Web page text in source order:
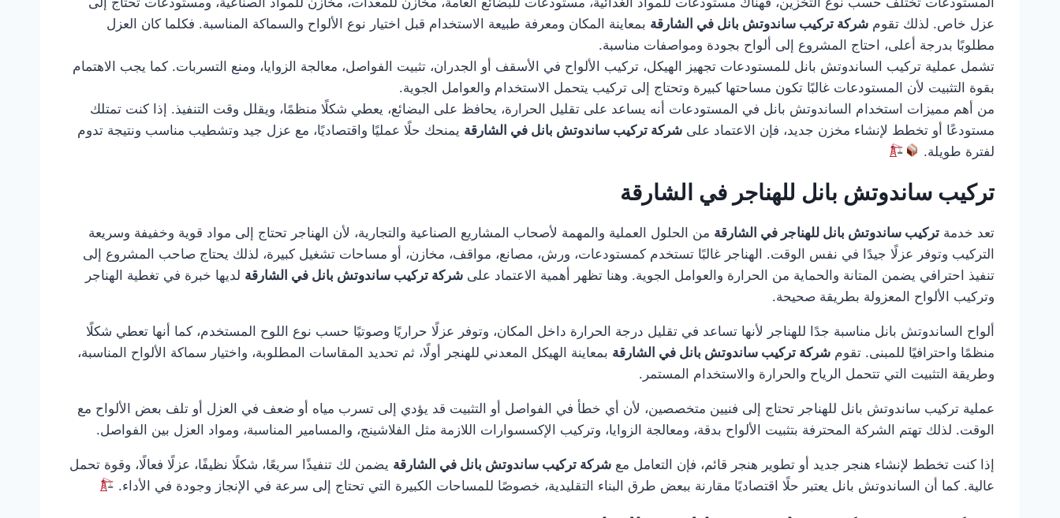
عزل خاص. لذلك تقوم شركة تركيب ساندوتش بانل في الشارقة بمعاينة المكان ومعرفة طبيعة الاستخدام قبل اختيار نوع الألواح والسماكة المناسبة. فكلما كان العزل
مطلوبًا بدرجة أعلى، احتاج المشروع إلى ألواح بجودة ومواصفات مناسبة.
تشمل عملية تركيب الساندوتش بانل للمستودعات تجهيز الهيكل، تركيب الألواح في الأسقف أو الجدران، تثبيت الفواصل، معالجة الزوايا، ومنع التسربات. كما يجب الاهتمام
بقوة التثبيت لأن المستودعات غالبًا تكون مساحتها كبيرة وتحتاج إلى تركيب يتحمل الاستخدام والعوامل الجوية.
من أهم مميزات استخدام الساندوتش بانل في المستودعات أنه يساعد على تقليل الحرارة، يحافظ على البضائع، يعطي شكلًا منظمًا، ويقلل وقت التنفيذ. إذا كنت تمتلك
مستودعًا أو تخطط لإنشاء مخزن جديد، فإن الاعتماد على شركة تركيب ساندوتش بانل في الشارقة يمنحك حلًا عمليًا واقتصاديًا، مع عزل جيد وتشطيب مناسب ونتيجة تدوم
لفترة طويلة.
تركيب ساندوتش بانل للهناجر في الشارقة
تعد خدمة تركيب ساندوتش بانل للهناجر في الشارقة من الحلول العملية والمهمة لأصحاب المشاريع الصناعية والتجارية، لأن الهناجر تحتاج إلى مواد قوية وخفيفة وسريعة
التركيب وتوفر عزلًا جيدًا في نفس الوقت. الهناجر غالبًا تستخدم كمستودعات، ورش، مصانع، مواقف، مخازن، أو مساحات تشغيل كبيرة، لذلك يحتاج صاحب المشروع إلى
تنفيذ احترافي يضمن المتانة والحماية من الحرارة والعوامل الجوية. وهنا تظهر أهمية الاعتماد على شركة تركيب ساندوتش بانل في الشارقة لديها خبرة في تغطية الهناجر
وتركيب الألواح المعزولة بطريقة صحيحة.
ألواح الساندوتش بانل مناسبة جدًا للهناجر لأنها تساعد في تقليل درجة الحرارة داخل المكان، وتوفر عزلًا حراريًا وصوتيًا حسب نوع اللوح المستخدم، كما أنها تعطي شكلًا
منظمًا واحترافيًا للمبنى. تقوم شركة تركيب ساندوتش بانل في الشارقة بمعاينة الهيكل المعدني للهنجر أولًا، ثم تحديد المقاسات المطلوبة، واختيار سماكة الألواح المناسبة،
وطريقة التثبيت التي تتحمل الرياح والحرارة والاستخدام المستمر.
عملية تركيب ساندوتش بانل للهناجر تحتاج إلى فنيين متخصصين، لأن أي خطأ في الفواصل أو التثبيت قد يؤدي إلى تسرب مياه أو ضعف في العزل أو تلف بعض الألواح مع
الوقت. لذلك تهتم الشركة المحترفة بتثبيت الألواح بدقة، ومعالجة الزوايا، وتركيب الإكسسوارات اللازمة مثل الفلاشينج، والمسامير المناسبة، ومواد العزل بين الفواصل.
إذا كنت تخطط لإنشاء هنجر جديد أو تطوير هنجر قائم، فإن التعامل مع شركة تركيب ساندوتش بانل في الشارقة يضمن لك تنفيذًا سريعًا، شكلًا نظيفًا، عزلًا فعالًا، وقوة تحمل
عالية. كما أن الساندوتش بانل يعتبر حلًا اقتصاديًا مقارنة ببعض طرق البناء التقليدية، خصوصًا للمساحات الكبيرة التي تحتاج إلى سرعة في الإنجاز وجودة في الأداء.